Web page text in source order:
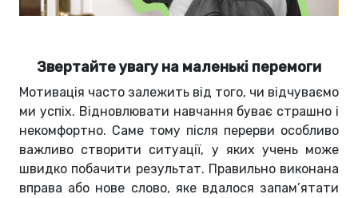
Звертайте увагу на маленькі перемоги
Мотивація часто залежить від того, чи відчуваємо
ми успіх. Відновлювати навчання буває страшно і
некомфортно. Саме тому після перерви особливо
важливо створити ситуації, у яких учень може
швидко побачити результат. Правильно виконана
вправа або нове слово, яке вдалося запам’ятати